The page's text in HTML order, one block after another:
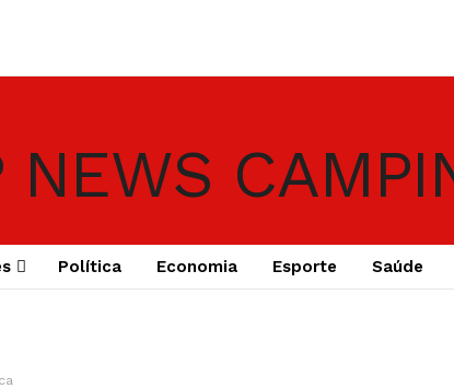
Política Economia Esporte Saúde